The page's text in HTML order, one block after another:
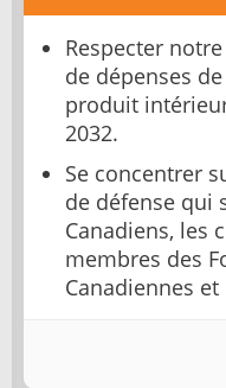
Respecter
de dépenses
produit
2032.
Se concentrer
de défense qui
Canadiens, les
membres des
Canadiennes